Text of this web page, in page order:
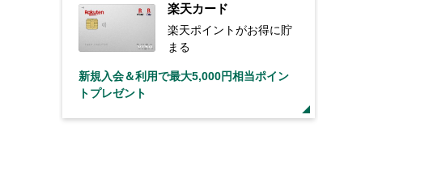
楽天カード
楽天ポイントがお得に貯
まる
新規入会＆利用で最大5,000円相当ポイン
トプレゼント